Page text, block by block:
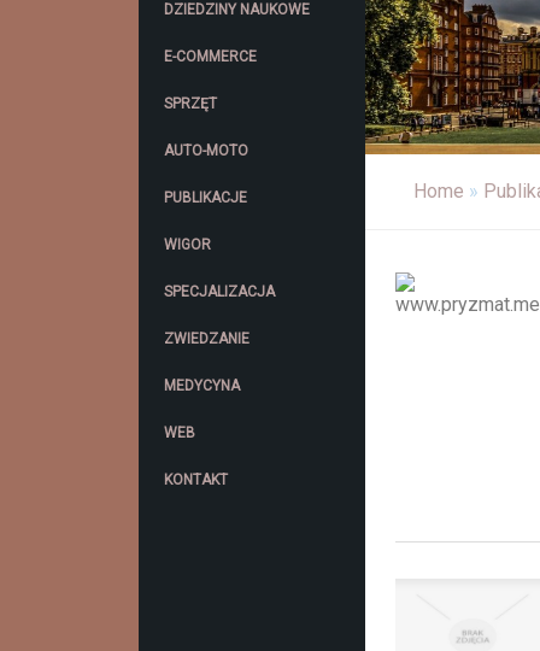
DZIEDZINY NAUKOWE
E-COMMERCE
SPRZĘT
AUTO-MOTO
PUBLIKACJE
WIGOR
SPECJALIZACJA
ZWIEDZANIE
MEDYCYNA
WEB
KONTAKT
Home »